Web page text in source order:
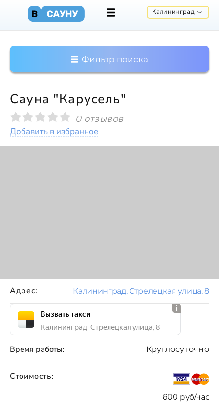
Калининград
Фильтр поиска
Сауна "Карусель"
0 отзывов
Добавить в избранное
Стоимость:
600 руб/час
Время работы: Круглосуточно
Адрес: Калининград, Стрелецкая улица, 8
Вызвать такси
Калининград, Стрелецкая улица, 8